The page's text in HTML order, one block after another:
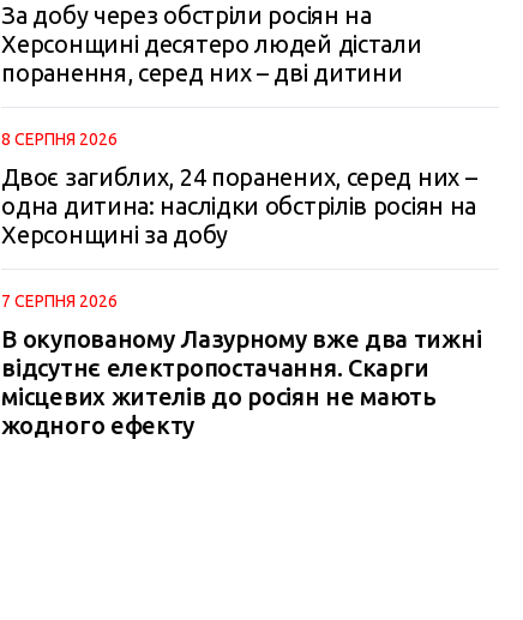
За добу через обстріли росіян на
Херсонщині десятеро людей дістали
поранення, серед них – дві дитини
8 СЕРПНЯ 2026
Двоє загиблих, 24 поранених, серед них –
одна дитина: наслідки обстрілів росіян на
Херсонщині за добу
7 СЕРПНЯ 2026
В окупованому Лазурному вже два тижні
відсутнє електропостачання. Скарги
місцевих жителів до росіян не мають
жодного ефекту